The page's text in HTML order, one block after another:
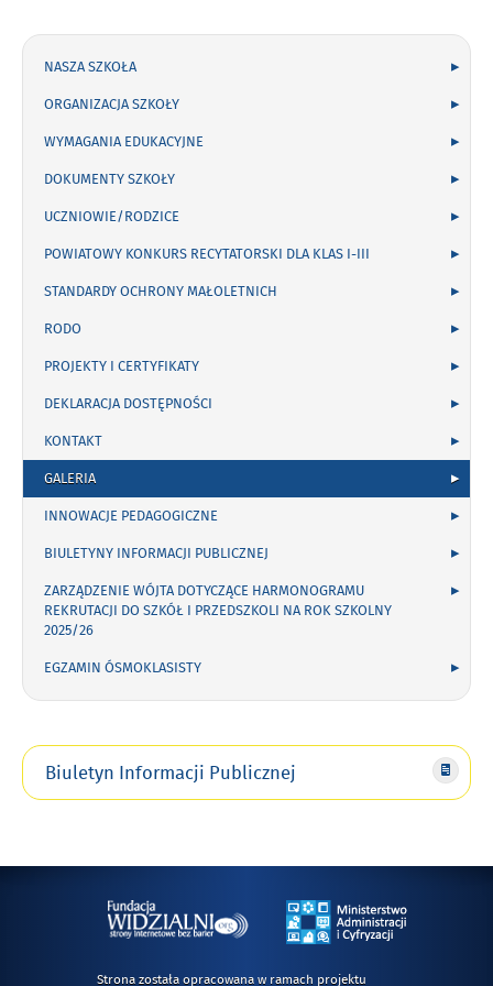
NASZA SZKOŁA
ORGANIZACJA SZKOŁY
WYMAGANIA EDUKACYJNE
DOKUMENTY SZKOŁY
UCZNIOWIE/RODZICE
POWIATOWY KONKURS RECYTATORSKI DLA KLAS I-III
STANDARDY OCHRONY MAŁOLETNICH
RODO
PROJEKTY I CERTYFIKATY
DEKLARACJA DOSTĘPNOŚCI
KONTAKT
GALERIA
INNOWACJE PEDAGOGICZNE
BIULETYNY INFORMACJI PUBLICZNEJ
ZARZĄDZENIE WÓJTA DOTYCZĄCE HARMONOGRAMU
REKRUTACJI DO SZKÓŁ I PRZEDSZKOLI NA ROK SZKOLNY
2025/26
EGZAMIN ÓSMOKLASISTY
Biuletyn Informacji Publicznej
Strona została opracowana w ramach projektu